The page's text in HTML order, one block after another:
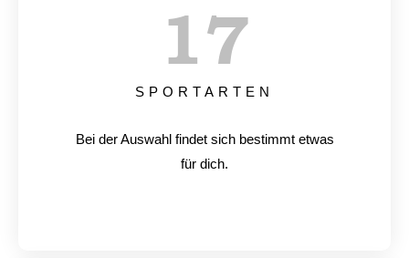
SPORTARTEN
17
Bei der Auswahl findet sich bestimmt etwas
für dich.